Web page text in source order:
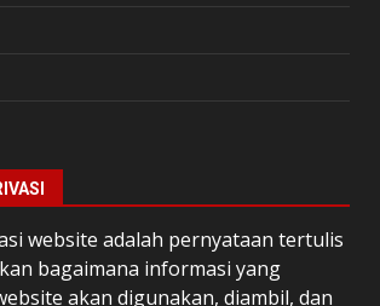
website adalah pernyataan tertulis
bagaimana informasi yang
akan digunakan, diambil, dan